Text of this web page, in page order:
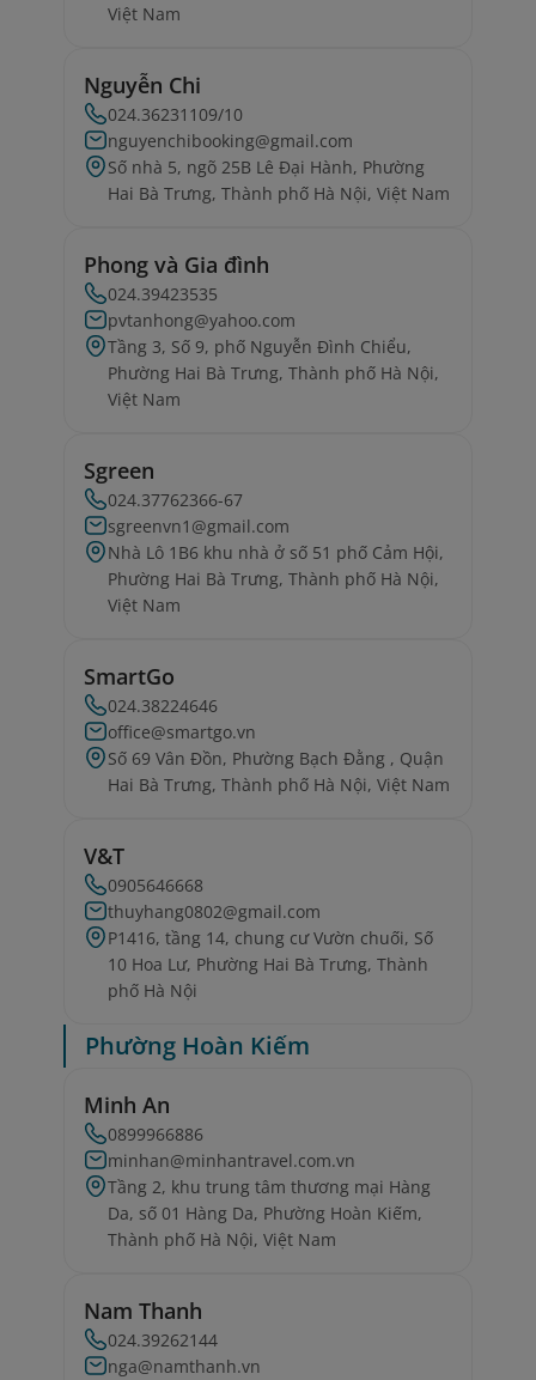
Việt Nam
Nguyễn Chi
024.36231109/10
nguyenchibooking@gmail.com
Số nhà 5, ngõ 25B Lê Đại Hành, Phường
Hai Bà Trưng, Thành phố Hà Nội, Việt Nam
Phong và Gia đình
024.39423535
pvtanhong@yahoo.com
Tầng 3, Số 9, phố Nguyễn Đình Chiểu,
Phường Hai Bà Trưng, Thành phố Hà Nội,
Việt Nam
Sgreen
024.37762366-67
sgreenvn1@gmail.com
Nhà Lô 1B6 khu nhà ở số 51 phố Cảm Hội,
Phường Hai Bà Trưng, Thành phố Hà Nội,
Việt Nam
SmartGo
024.38224646
office@smartgo.vn
Số 69 Vân Đồn, Phường Bạch Đằng , Quận
Hai Bà Trưng, Thành phố Hà Nội, Việt Nam
V&T
0905646668
thuyhang0802@gmail.com
P1416, tầng 14, chung cư Vườn chuối, Số
10 Hoa Lư, Phường Hai Bà Trưng, Thành
phố Hà Nội
Phường Hoàn Kiếm
Minh An
0899966886
minhan@minhantravel.com.vn
Tầng 2, khu trung tâm thương mại Hàng
Da, số 01 Hàng Da, Phường Hoàn Kiếm,
Thành phố Hà Nội, Việt Nam
Nam Thanh
024.39262144
nga@namthanh.vn